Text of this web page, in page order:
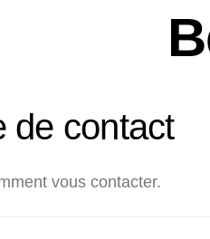
de contact
vous contacter.